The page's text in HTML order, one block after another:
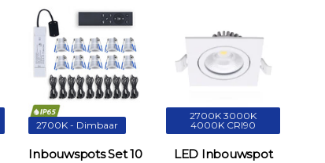
2700K - Dimbaar
Inbouwspots Set 10
2700K 3000K
4000K CRI90
LED Inbouwspot